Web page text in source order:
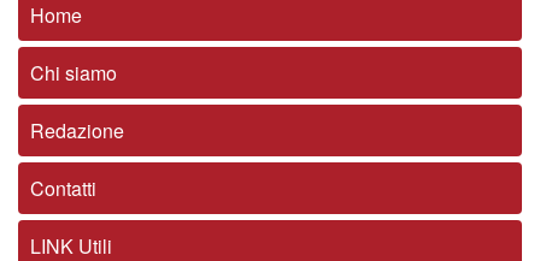
Home
Chi siamo
Redazione
Contatti
LINK Utili